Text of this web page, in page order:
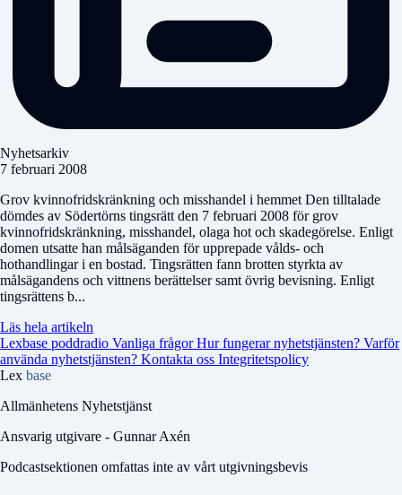
Nyhetsarkiv
7 februari 2008
Grov kvinnofridskränkning och misshandel i hemmet Den tilltalade
dömdes av Södertörns tingsrätt den 7 februari 2008 för grov
kvinnofridskränkning, misshandel, olaga hot och skadegörelse. Enligt
domen utsatte han målsäganden för upprepade vålds- och
hothandlingar i en bostad. Tingsrätten fann brotten styrkta av
målsägandens och vittnens berättelser samt övrig bevisning. Enligt
tingsrättens b...
Läs hela artikeln
Lexbase poddradio Vanliga frågorHur fungerar nyhetstjänsten? Varför
använda nyhetstjänsten? Kontakta oss Integritetspolicy
Lex base
Allmänhetens Nyhetstjänst
Ansvarig utgivare - Gunnar Axén
Podcastsektionen omfattas inte av vårt utgivningsbevis